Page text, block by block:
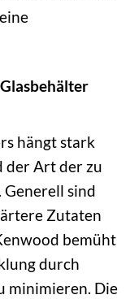
hängt stark
der Art der zu
sind
Zutaten
bemüht
durch
minimieren. Die